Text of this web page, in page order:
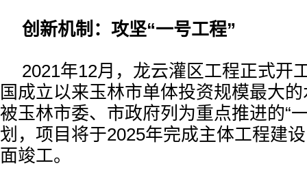
创新机制：攻坚“一号工程”
2021年12月，龙云灌区工程正式开
国成立以来玉林市单体投资规模最大
被玉林市委、市政府列为重点推进的“
划，项目将于2025年完成主体工程建
面竣工。